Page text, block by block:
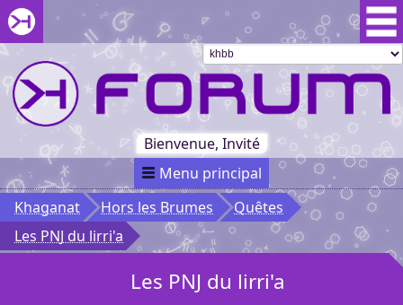
Aller au menu du forum
Aller au contenu du forum
Aller à la recherche dans le forum
Passer le
menu
Khaganat
Retour
au début
du menu
Khaganat
Bienvenue, Invité
Menu principal
Khaganat
Hors les Brumes
Quêtes
Les PNJ du lirri'a
Les PNJ du lirri'a